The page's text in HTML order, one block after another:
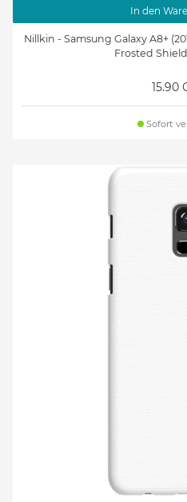
In den
Nillkin - Samsung Galaxy A8+
Frosted
15.90
Sofort